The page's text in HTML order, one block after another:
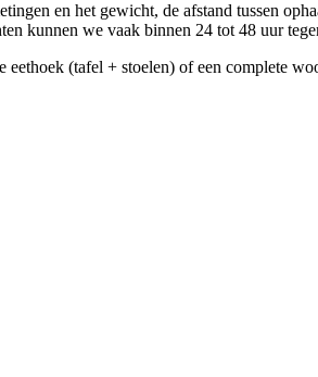
en het gewicht, de afstand tussen
kunnen we vaak binnen 24 tot 48 uur
(tafel + stoelen) of een complete